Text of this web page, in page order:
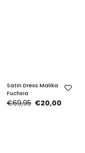
Satin Dress Malika
Fuchsia
€69,95 €20,00